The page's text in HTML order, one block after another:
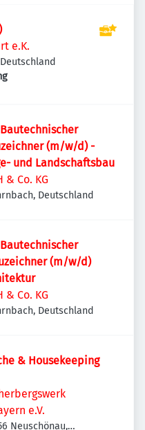
e.K.
(m/w/d) -
und Landschaftsbau
& Co. KG
Deutschland
(m/w/d)
& Co. KG
Deutschland
& Housekeeping
e.V.
Neuschönau,